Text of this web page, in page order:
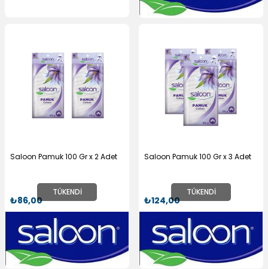
TÜKENDI
Saloon Pamuk 100 Gr x 2 Adet
₺86,00
TÜKENDI
Saloon Pamuk 100 Gr x 3 Adet
₺124,00